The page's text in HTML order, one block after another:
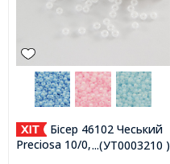
...(УТ0003210 )
Бісер 46102 Чеський
Preciosa 10/0, Непрозорий